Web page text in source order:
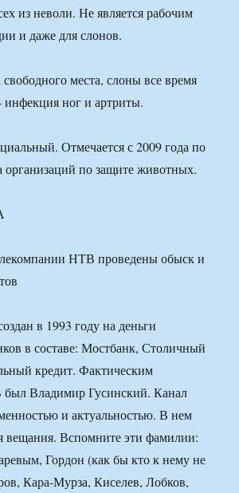
из неволи. Не является рабочим
и даже для слонов.
свободного места, слоны все время
ног и артриты.
Отмечается с 2009 года по
организаций по защите животных.
НТВ проведены обыск и
в 1993 году на деньги
в составе: Мостбанк, Столичный
кредит. Фактическим
Владимир Гусинский. Канал
и актуальностью. В нем
вещания. Вспомните эти фамилии:
Гордон (как бы кто к нему не
Кара-Мурза, Киселев, Лобков,